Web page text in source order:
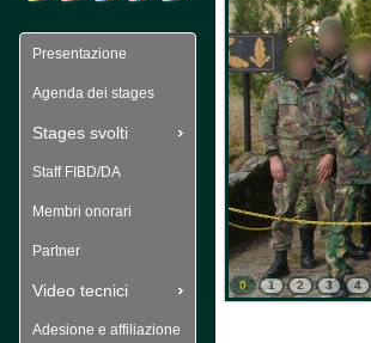
Presentazione
Agenda dei stages
Stages svolti
Staff FIBD/DA
Membri onorari
Partner
Video tecnici
Adesione e affiliazione
0 1 2 3 4